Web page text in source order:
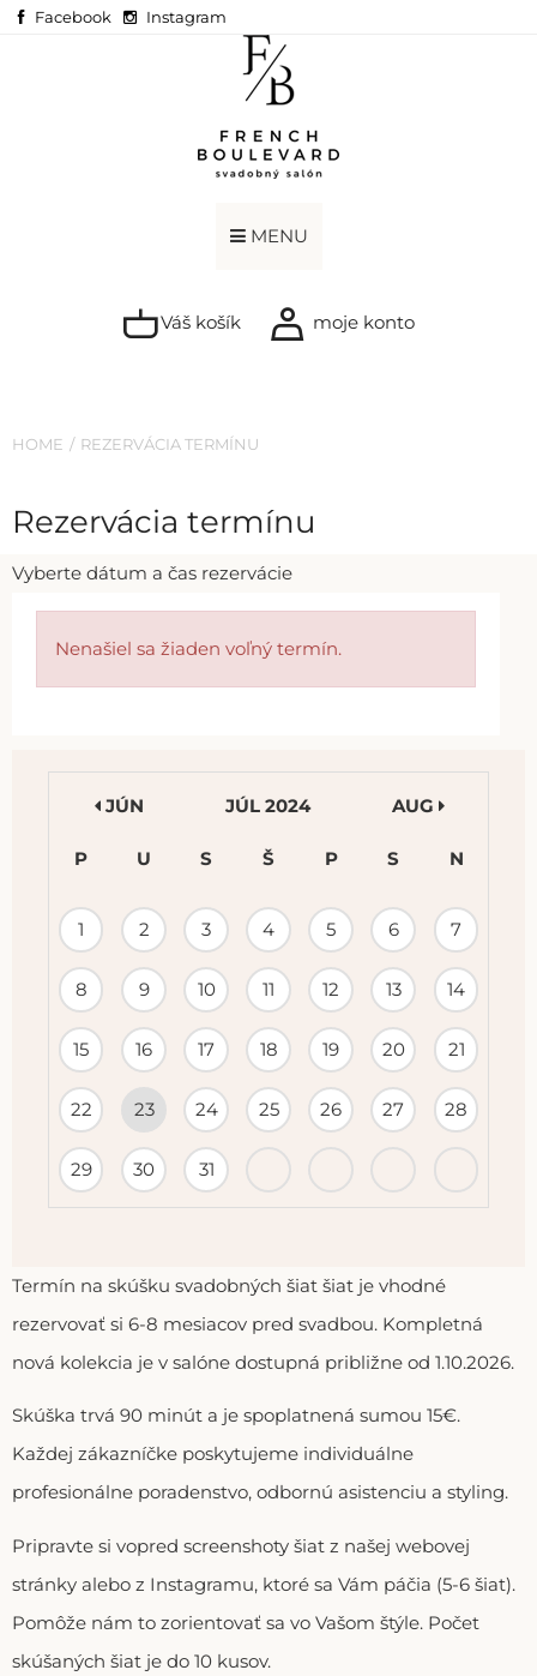
Facebook Instagram
MENU
Váš košík moje konto
HOME REZERVÁCIA TERMÍNU
Rezervácia termínu
Vyberte dátum a čas rezervácie
Nenašiel sa žiaden voľný termín.
KALENDÁR
PODUJATÍ
JÚN JÚL 2024 AUG
P U S Š P S N
1 2 3 4 5 6 7
8 9 10 11 12 13 14
15 16 17 18 19 20 21
22 23 24 25 26 27 28
29 30 31
Termín na skúšku svadobných šiat šiat je vhodné
rezervovať si 6-8 mesiacov pred svadbou. Kompletná
nová kolekcia je v salóne dostupná približne od 1.10.2026.
Skúška trvá 90 minút a je spoplatnená sumou 15€.
Každej zákazníčke poskytujeme individuálne
profesionálne poradenstvo, odbornú asistenciu a styling.
Pripravte si vopred screenshoty šiat z našej webovej
stránky alebo z Instagramu, ktoré sa Vám páčia (5-6 šiat).
Pomôže nám to zorientovať sa vo Vašom štýle. Počet
skúšaných šiat je do 10 kusov.